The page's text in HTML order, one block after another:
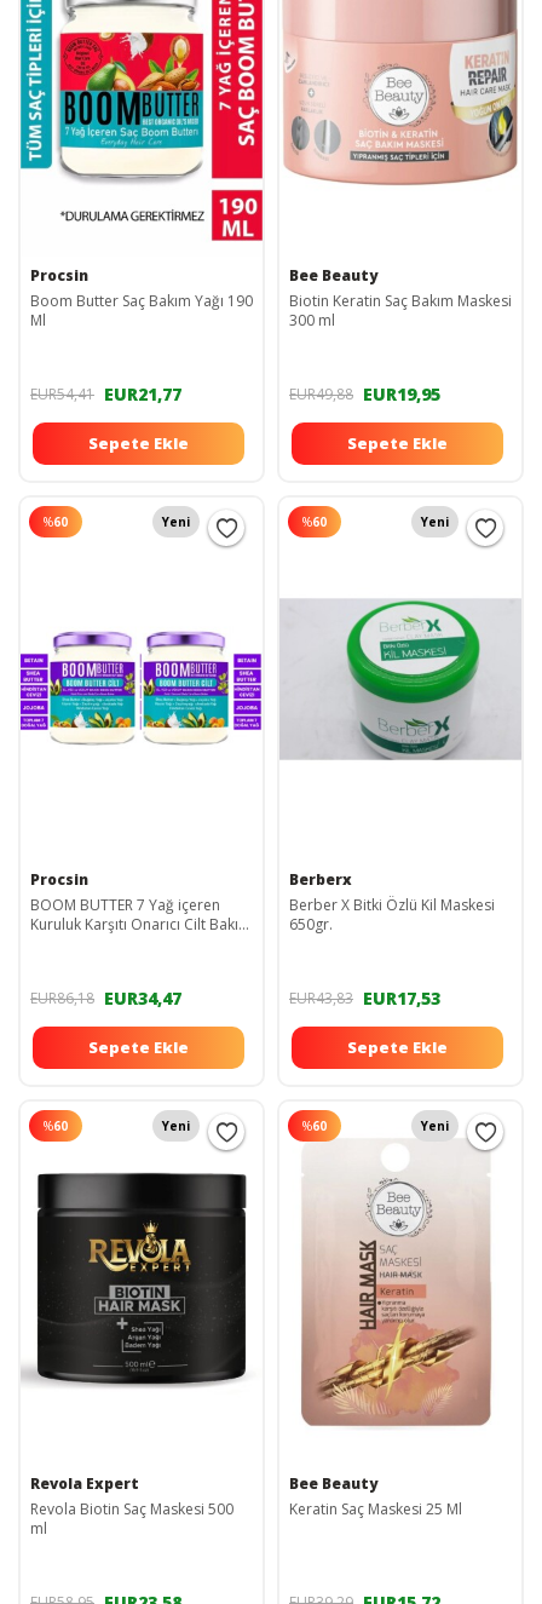
Procsin
Boom Butter Saç Bakım Yağı 190
Ml
EUR54,41 EUR21,77
Sepete Ekle
Bee Beauty
Biotin Keratin Saç Bakım Maskesi
300 ml
EUR49,88 EUR19,95
Sepete Ekle
%60 Yeni
Procsin
BOOM BUTTER 7 Yağ içeren
Kuruluk Karşıtı Onarıcı Cilt Bakım
EUR86,18 EUR34,47
Sepete Ekle
%60 Yeni
Berberx
Berber X Bitki Özlü Kil Maskesi
650gr.
EUR43,83 EUR17,53
Sepete Ekle
%60 Yeni
Revola Expert
Revola Biotin Saç Maskesi 500
ml
%60 Yeni
Bee Beauty
Keratin Saç Maskesi 25 Ml